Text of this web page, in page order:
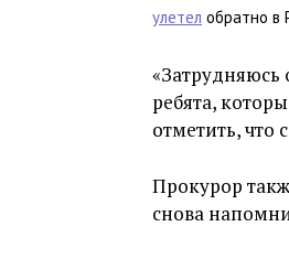
улетел обратно в
ребята,
отметить, что
Прокурор
снова